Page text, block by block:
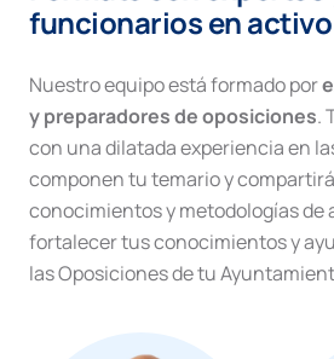
funcionarios en activo
Nuestro equipo está formado por
y preparadores de oposiciones.
con una dilatada experiencia en
componen tu temario y
conocimientos y metodologías de
fortalecer tus conocimientos y
las Oposiciones de tu